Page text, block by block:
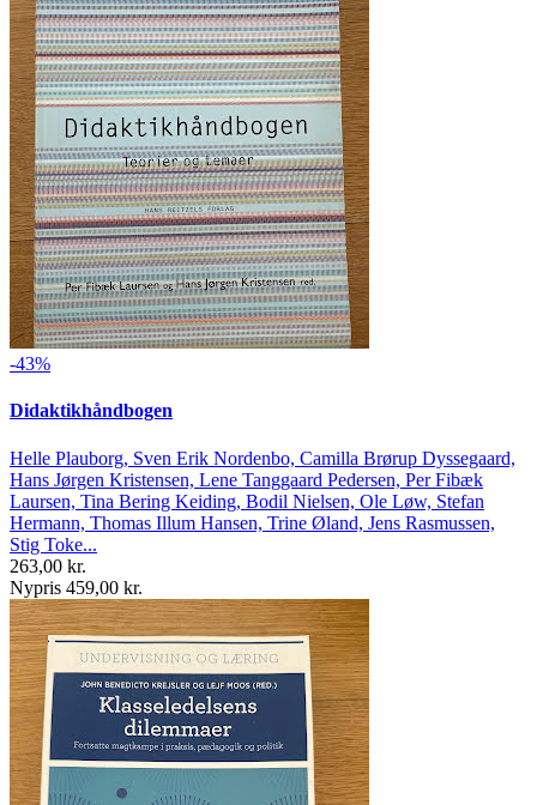
-43%
Didaktikhåndbogen
Helle Plauborg, Sven Erik Nordenbo, Camilla Brørup Dyssegaard,
Hans Jørgen Kristensen, Lene Tanggaard Pedersen, Per Fibæk
Laursen, Tina Bering Keiding, Bodil Nielsen, Ole Løw, Stefan
Hermann, Thomas Illum Hansen, Trine Øland, Jens Rasmussen,
Stig Toke...
263,00 kr.
Nypris 459,00 kr.